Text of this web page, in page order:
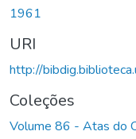
1961
URI
http://
Coleções
Volume 86 - Atas do